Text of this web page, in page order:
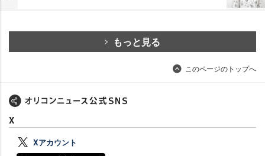
もっと見る
このページのトップへ
X
Xアカウント